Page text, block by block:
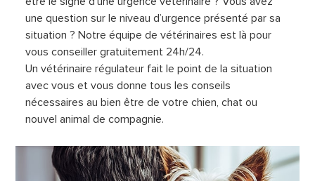
une question sur le niveau d’urgence présenté par sa
situation ? Notre équipe de vétérinaires est là pour
vous conseiller gratuitement 24h/24.
Un vétérinaire régulateur fait le point de la situation
avec vous et vous donne tous les conseils
nécessaires au bien être de votre chien, chat ou
nouvel animal de compagnie.